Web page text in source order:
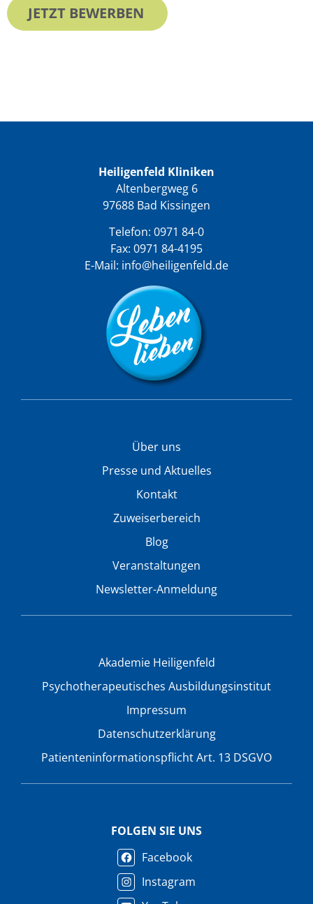
JETZT BEWERBEN
Heiligenfeld Kliniken
Altenbergweg 6
97688 Bad Kissingen
Telefon: 0971 84-0
Fax: 0971 84-4195
E-Mail: info@heiligenfeld.de
Über uns
Presse und Aktuelles
Kontakt
Zuweiserbereich
Blog
Veranstaltungen
Newsletter-Anmeldung
Akademie Heiligenfeld
Psychotherapeutisches Ausbildungsinstitut
Impressum
Datenschutzerklärung
Patienteninformationspflicht Art. 13 DSGVO
FOLGEN SIE UNS
Facebook
Instagram